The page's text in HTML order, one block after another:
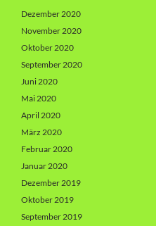
Dezember 2020
November 2020
Oktober 2020
September 2020
Juni 2020
Mai 2020
April 2020
März 2020
Februar 2020
Januar 2020
Dezember 2019
Oktober 2019
September 2019